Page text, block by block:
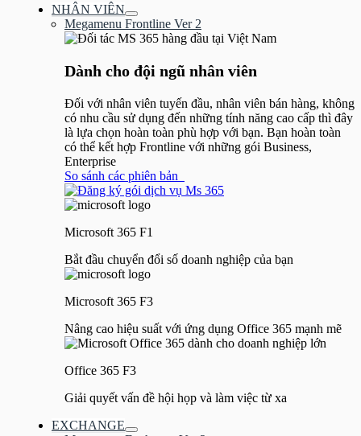
NHÂN VIÊN
Bật/tắt
Menu
Megamenu Frontline Ver 2
Dành cho đội ngũ nhân viên
Đối với nhân viên tuyến đầu, nhân viên bán hàng, không
có nhu cầu sử dụng đến những tính năng cao cấp thì đây
là lựa chọn hoàn toàn phù hợp với bạn. Bạn hoàn toàn
có thể kết hợp Frontline với những gói Business,
Enterprise
So sánh các phiên bản
Microsoft 365 F1
Bắt đầu chuyển đổi số doanh nghiệp của bạn
Microsoft 365 F3
Nâng cao hiệu suất với ứng dụng Office 365 mạnh mẽ
Office 365 F3
Giải quyết vấn đề hội họp và làm việc từ xa
EXCHANGE